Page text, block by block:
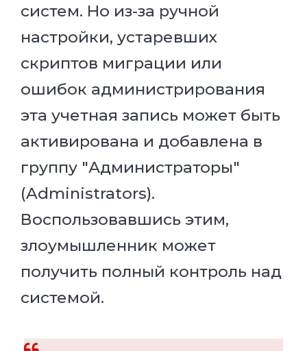
систем. Но из-за ручной
настройки, устаревших
скриптов миграции или
ошибок администрирования
эта учетная запись может быть
активирована и добавлена в
группу "Администраторы"
(Administrators).
Воспользовавшись этим,
злоумышленник может
получить полный контроль над
системой.